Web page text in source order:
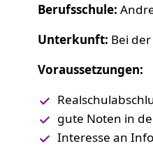
Berufsschule:
Unterkunft: Bei
Voraussetzungen:
gute Noten in
Interesse an